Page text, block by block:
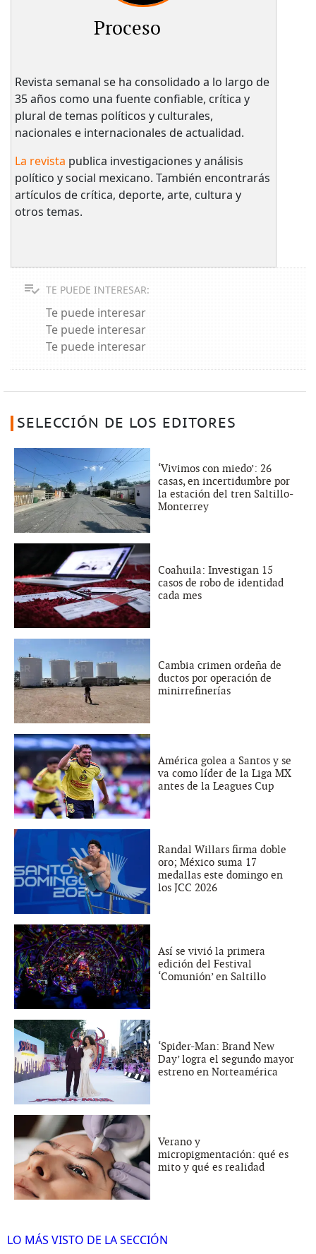
Proceso
Revista semanal se ha consolidado a lo largo de
35 años como una fuente confiable, crítica y
plural de temas políticos y culturales,
nacionales e internacionales de actualidad.
La revista publica investigaciones y análisis
político y social mexicano. También encontrarás
artículos de crítica, deporte, arte, cultura y
otros temas.
TE PUEDE INTERESAR:
Te puede interesar
Te puede interesar
Te puede interesar
SELECCIÓN DE LOS EDITORES
‘Vivimos con miedo’: 26
casas, en incertidumbre por
la estación del tren Saltillo-
Monterrey
Coahuila: Investigan 15
casos de robo de identidad
cada mes
Cambia crimen ordeña de
ductos por operación de
minirrefinerías
América golea a Santos y se
va como líder de la Liga MX
antes de la Leagues Cup
Randal Willars firma doble
oro; México suma 17
medallas este domingo en
los JCC 2026
Así se vivió la primera
edición del Festival
‘Comunión’ en Saltillo
‘Spider-Man: Brand New
Day’ logra el segundo mayor
estreno en Norteamérica
Verano y
micropigmentación: qué es
mito y qué es realidad
LO MÁS VISTO DE LA SECCIÓN